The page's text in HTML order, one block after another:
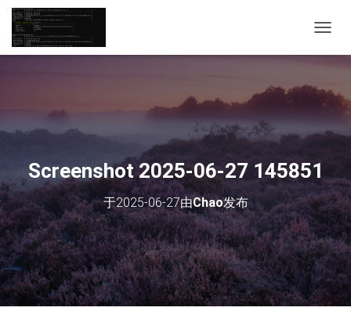
换
Screenshot 2025-06-27 145851
于2025-06-27由Chao发布